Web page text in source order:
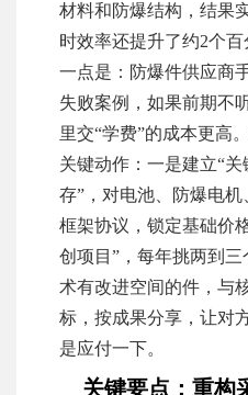
材料和防爆结构，结果
时效率还提升了约2个
一点是：防爆件供应商
失败案例，如果前期不
里交“学费”的成本更高
关键动作：一是建立“
存”，对电池、防爆电
框架协议，锁定基础价
创项目”，每年挑两到
术有改进空间的件，与
标，按成果分享，让对
是应付一下。
关键要点：重构